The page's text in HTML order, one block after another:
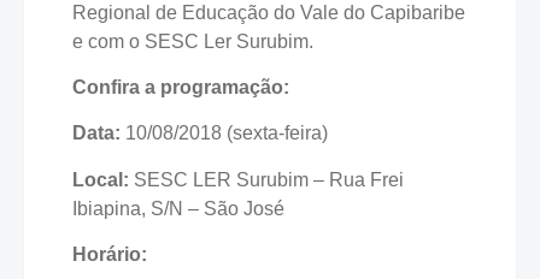
Regional de Educação do Vale do Capibaribe
e com o SESC Ler Surubim.
Confira a programação:
Data: 10/08/2018 (sexta-feira)
Local: SESC LER Surubim – Rua Frei
Ibiapina, S/N – São José
Horário: